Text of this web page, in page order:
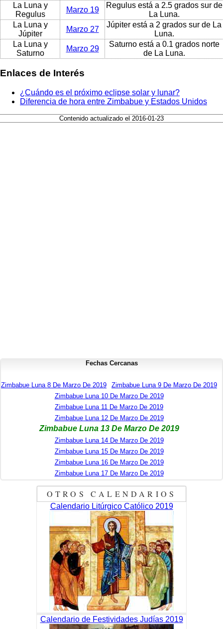
La Luna y
Regulus
Marzo 19
Regulus está a 2.5 grados sur de
La Luna.
La Luna y
Júpiter
Marzo 27
Júpiter está a 2 grados sur de La
Luna.
La Luna y
Saturno
Marzo 29
Saturno está a 0.1 grados norte
de La Luna.
Enlaces de Interés
¿Cuándo es el próximo eclipse solar y lunar?
Diferencia de hora entre Zimbabue y Estados Unidos
Contenido actualizado el 2016-01-23
Fechas Cercanas
Zimbabue Luna 8 De Marzo De 2019
Zimbabue Luna 9 De Marzo De 2019
Zimbabue Luna 10 De Marzo De 2019
Zimbabue Luna 11 De Marzo De 2019
Zimbabue Luna 12 De Marzo De 2019
Zimbabue Luna 13 De Marzo De 2019
Zimbabue Luna 14 De Marzo De 2019
Zimbabue Luna 15 De Marzo De 2019
Zimbabue Luna 16 De Marzo De 2019
Zimbabue Luna 17 De Marzo De 2019
OTROS CALENDARIOS
Calendario Litúrgico Católico 2019
Calendario de Festividades Judías 2019